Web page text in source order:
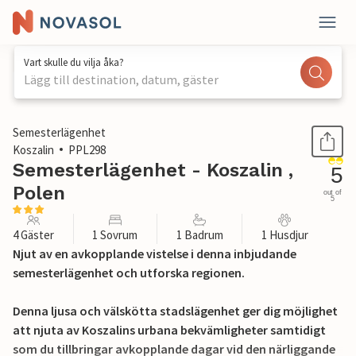
Vart skulle du vilja åka?
Lägg till destination, datum, gäster
1 / 14
Semesterlägenhet
Koszalin
PPL298
Semesterlägenhet - Koszalin ,
Polen
5
out of
5
4 Gäster 1 Sovrum 1 Badrum 1 Husdjur
Njut av en avkopplande vistelse i denna inbjudande
semesterlägenhet och utforska regionen.
Denna ljusa och välskötta stadslägenhet ger dig möjlighet
att njuta av Koszalins urbana bekvämligheter samtidigt
som du tillbringar avkopplande dagar vid den närliggande